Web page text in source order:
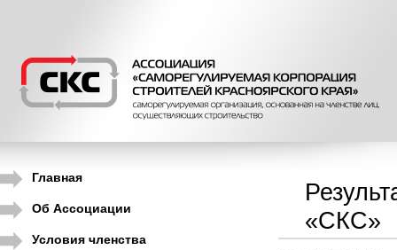
Главная
Об Ассоциации
Условия членства
«СКС»